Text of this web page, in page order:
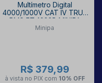
Multímetro Digital
4000/1000V CAT IV TRUE
RMS ET-1639B MINIPA
Minipa
R$ 379,99
à vista no PIX com 10% OFF